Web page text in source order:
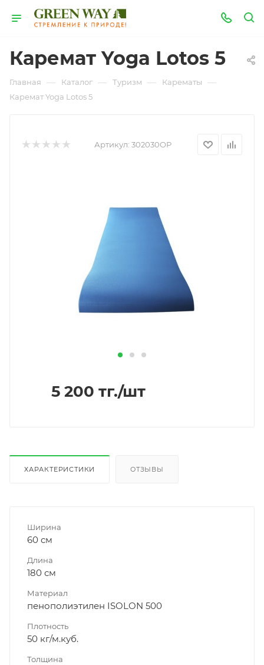
Каремат Yoga Lotos 5
Главная — Каталог — Туризм — Карематы —
Каремат Yoga Lotos 5
Артикул: 302030ОР
5 200 тг./шт
ХАРАКТЕРИСТИКИ ОТЗЫВЫ
Ширина
60 см
Длина
180 см
Материал
пенополиэтилен ISOLON 500
Плотность
50 кг/м.куб.
Толщина